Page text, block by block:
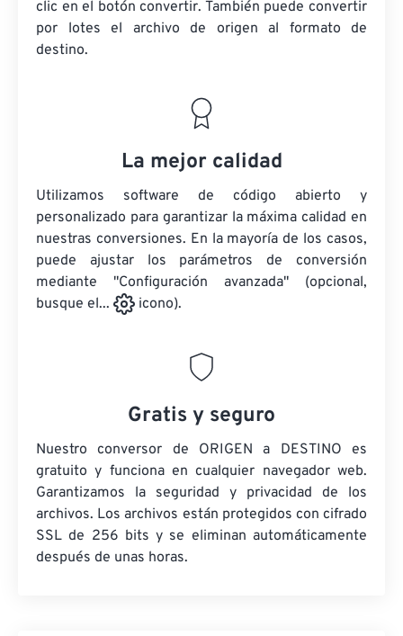
clic en el botón convertir. También puede convertir
por lotes el archivo de origen al formato de
destino.
La mejor calidad
Utilizamos software de código abierto y
personalizado para garantizar la máxima calidad en
nuestras conversiones. En la mayoría de los casos,
puede ajustar los parámetros de conversión
mediante "Configuración avanzada" (opcional,
busque el...
icono).
Gratis y seguro
Nuestro conversor de ORIGEN a DESTINO es
gratuito y funciona en cualquier navegador web.
Garantizamos la seguridad y privacidad de los
archivos. Los archivos están protegidos con cifrado
SSL de 256 bits y se eliminan automáticamente
después de unas horas.